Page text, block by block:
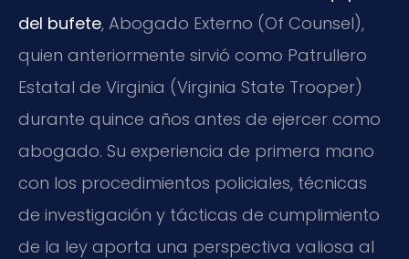
del bufete, Abogado Externo (Of Counsel),
quien anteriormente sirvió como Patrullero
Estatal de Virginia (Virginia State Trooper)
durante quince años antes de ejercer como
abogado. Su experiencia de primera mano
con los procedimientos policiales, técnicas
de investigación y tácticas de cumplimiento
de la ley aporta una perspectiva valiosa al